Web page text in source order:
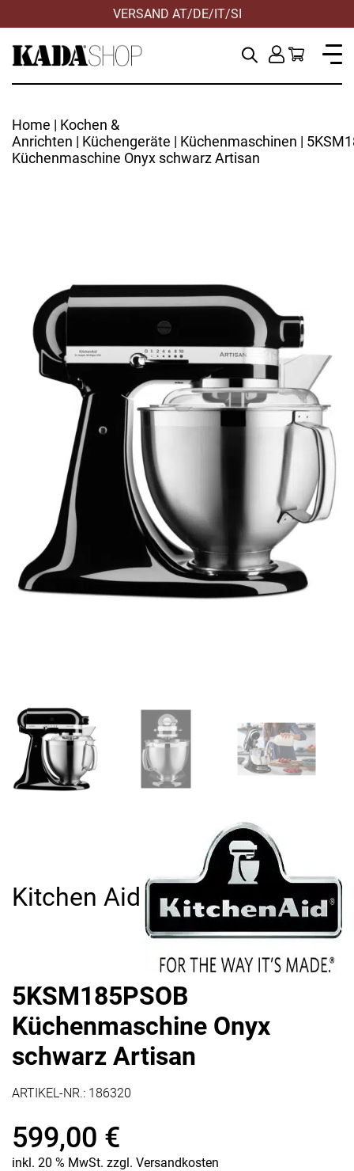
VERSAND AT/DE/IT/SI
Home | Kochen &
Anrichten | Küchengeräte | Küchenmaschinen |
Küchenmaschine Onyx schwarz Artisan
Kitchen Aid
5KSM185PSOB
Küchenmaschine Onyx
schwarz Artisan
ARTIKEL-NR.: 186320
599,00 €
inkl. 20 % MwSt. zzgl. Versandkosten